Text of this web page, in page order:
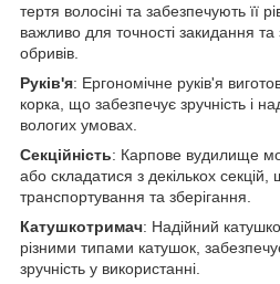
тертя волосіні та забезпечують її
важливо для точності закидання
обривів.
Руків'я: Ергономічне руків'я
корка, що забезпечує зручність і
вологих умовах.
Секційність: Карпове вудилище
або складатися з декількох
транспортування та зберігання.
Катушкотримач: Надійний
різними типами катушок,
зручність у використанні.